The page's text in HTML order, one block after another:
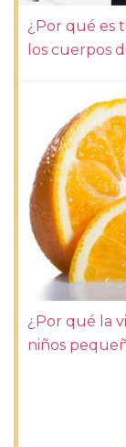
¿Por qué es
los cuerpos
¿Por qué la
niños